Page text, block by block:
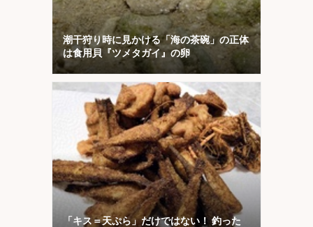
潮干狩り時に見かける「海の茶碗」の正体
は食用貝『ツメタガイ』の卵
「キス＝天ぷら」だけではない！ 釣った